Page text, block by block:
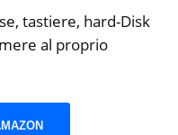
tastiere, hard-Disk
al proprio